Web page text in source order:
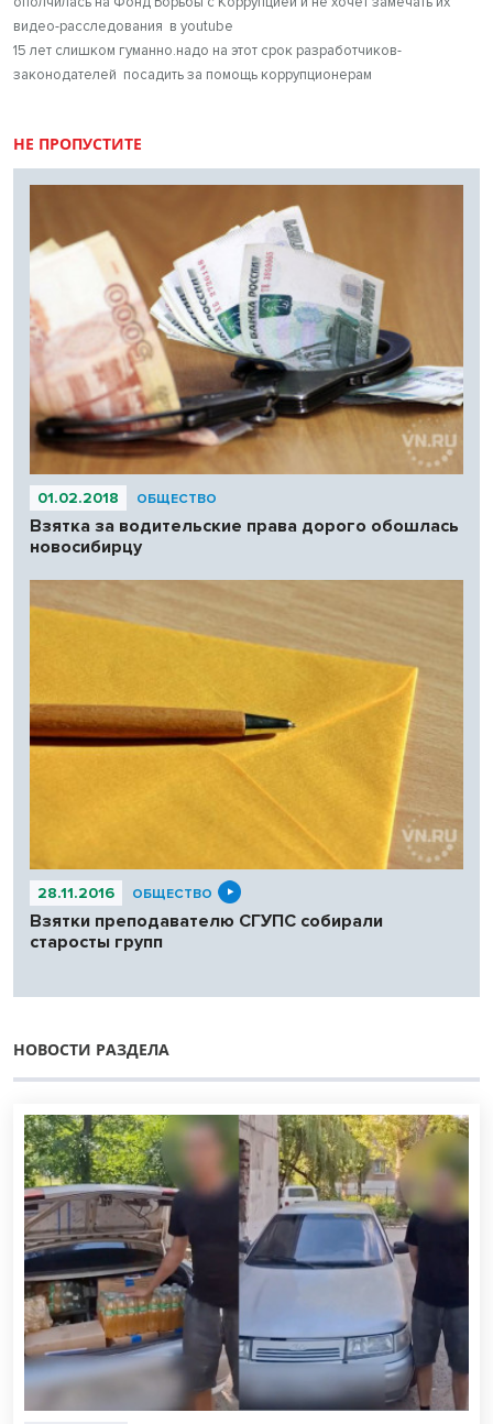
видео-расследования в youtube
15 лет слишком гуманно.надо на этот срок разработчиков-
законодателей посадить за помощь коррупционерам
НЕ ПРОПУСТИТЕ
01.02.2018 ОБЩЕСТВО
Взятка за водительские права дорого обошлась
новосибирцу
28.11.2016 ОБЩЕСТВО
Взятки преподавателю СГУПС собирали
старосты групп
НОВОСТИ РАЗДЕЛА